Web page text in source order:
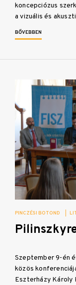
koncepciózus
a vizuális és
BŐVEBBEN
PINCZÉSI BOTOND
Szeptember 9-én
közös
Eszterházy